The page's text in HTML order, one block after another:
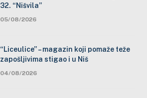
32. “Nišvila”
05/08/2026
“Liceulice” – magazin koji pomaže teže
zapošljivima stigao i u Niš
04/08/2026